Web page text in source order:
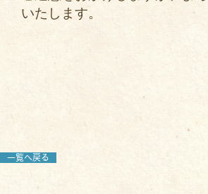
いたします。
一覧へ戻る